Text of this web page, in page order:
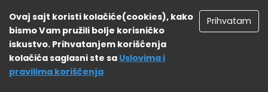
Naša lokacija
Registruj se
Ovaj sajt koristi kolačiće(cookies), kako
bismo Vam pružili bolje korisničko
iskustvo. Prihvatanjem korišćenja
kolačića saglasni ste sa Uslovima i
pravilima koriščenja
Prihvatam